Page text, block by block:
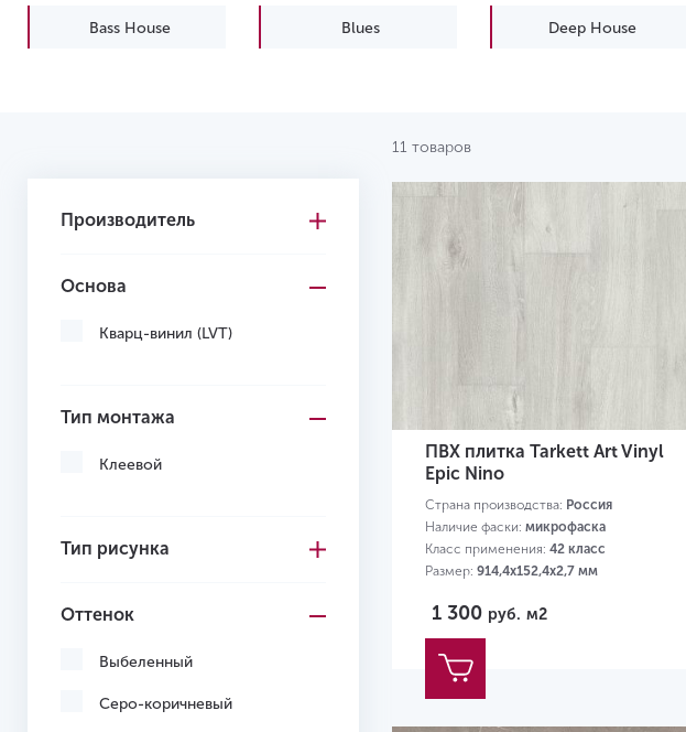
Bass House Blues Deep House
11 товаров
Производитель
Основа
Кварц-винил (LVT)
Тип монтажа
Клеевой
Тип рисунка
Оттенок
Выбеленный
Серо-коричневый
ПВХ плитка Tarkett Art Vinyl
Epic Nino
Страна производства: Россия
Наличие фаски: микрофаска
Класс применения: 42 класс
Размер: 914,4х152,4х2,7 мм
1 300 руб. м2